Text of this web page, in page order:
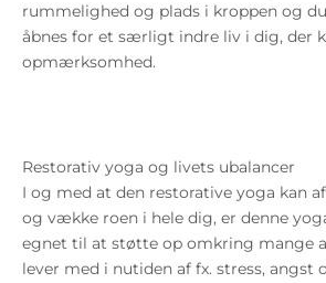
rummelighed og plads i kroppen og
åbnes for et særligt indre liv i dig, der
opmærksomhed.
Restorativ yoga og livets ubalancer
I og med at den restorative yoga kan
og vække roen i hele dig, er denne
egnet til at støtte op omkring mange
lever med i nutiden af fx. stress, angst